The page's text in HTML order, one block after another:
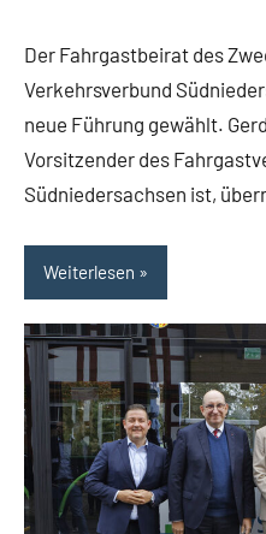
e.V.
Der Fahrgastbeirat des
Verkehrsverbund
neue Führung gewählt.
Vorsitzender des
Südniedersachsen ist,
Weiterlesen